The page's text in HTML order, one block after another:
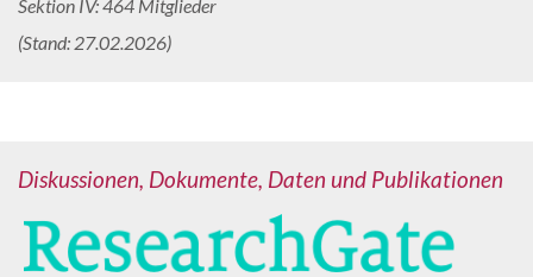
Sektion IV: 464 Mitglieder
(Stand: 27.02.2026)
Diskussionen, Dokumente, Daten und Publikationen